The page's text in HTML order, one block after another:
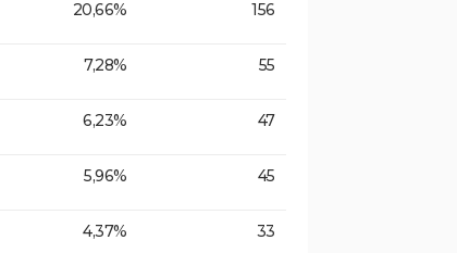
20,66% 156
7,28% 55
6,23% 47
5,96% 45
4,37% 33